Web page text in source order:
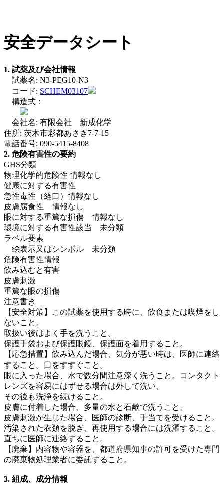
安全データシート
1. 試薬及び会社情報
試薬名: N3-PEG10-N3
コード: SCHEM03107
構造式：
会社名: 有限会社 新成化学
住所: 茨木市彩都あさぎ7-7-15
電話番号: 090-5415-8408
2. 危険有害性の要約
GHS分類
物理化学的危険性 情報なし
健康に対する有害性
急性毒性（経口）情報なし
皮膚腐食性 情報なし
眼に対する重篤な損傷 情報なし
環境に対する有害性該当 未分類
ラベル要素
絵表示又はシンボル 未分類
危険有害性情報
飲み込むと有害
皮膚刺激
重篤な眼の損傷
注意書き
【安全対策】この試薬を使用する時に、飲食または喫煙をし
ないこと。
取扱い後はよく手を洗うこと。
保護手袋および保護眼鏡、保護面を着用すること。
【応急措置】飲み込んだ場合、気分が悪い時は、医師に連絡
すること。口をすすぐこと。
眼に入った場合、水で数分間注意深く洗うこと。コンタクト
レンズを容易にはずせる場合は外して洗い、
その後も洗浄を続けること。
皮膚に付着した場合、多量の水と石鹸で洗うこと。
皮膚刺激が生じた場合、医師の診断、手当てを受けること。
汚染された衣類を脱ぎ、再使用する場合には洗濯すること。
直ちに医師に連絡すること。
【廃棄】内容物や容器を、都道府県知事の許可を受けた専門
の廃棄物処理業者に委託すること。
3. 組成、成分情報